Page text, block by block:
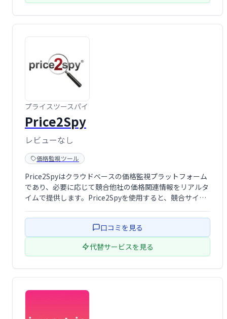
プライスツースパイ
Price2Spy
レビューなし
価格監視ツール
Price2Spyはクラウドベースの価格監視プラットフォーム
であり、必要に応じて競合他社の価格関連情報をリアルタ
イムで提供します。Price2Spyを使用すると、競合サイト
サイトを指定し、特定の製品またはサービスを選択して、
より完全な監視を行うこと …口コミを見る
代替サービスを見る